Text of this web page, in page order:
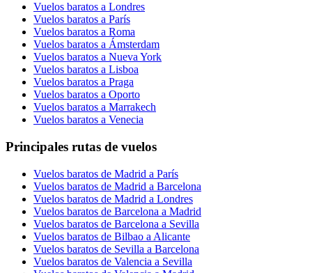
Vuelos baratos a Londres
Vuelos baratos a París
Vuelos baratos a Roma
Vuelos baratos a Ámsterdam
Vuelos baratos a Nueva York
Vuelos baratos a Lisboa
Vuelos baratos a Praga
Vuelos baratos a Oporto
Vuelos baratos a Marrakech
Vuelos baratos a Venecia
Principales rutas de vuelos
Vuelos baratos de Madrid a París
Vuelos baratos de Madrid a Barcelona
Vuelos baratos de Madrid a Londres
Vuelos baratos de Barcelona a Madrid
Vuelos baratos de Barcelona a Sevilla
Vuelos baratos de Bilbao a Alicante
Vuelos baratos de Sevilla a Barcelona
Vuelos baratos de Valencia a Sevilla